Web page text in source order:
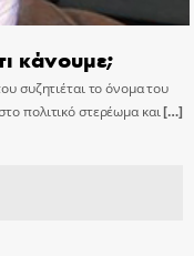
κάνουμε;
συζητιέται το όνομα του
πολιτικό στερέωμα και[…]